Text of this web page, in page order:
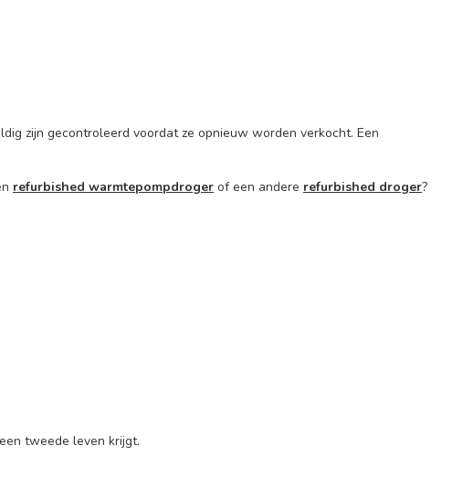
zijn gecontroleerd voordat ze opnieuw worden verkocht. Een
refurbished warmtepompdroger of een andere refurbished droger?
tweede leven krijgt.